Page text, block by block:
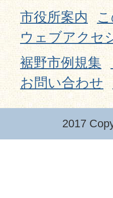
市役所案内
ウェブアクセ
裾野市例規集
お問い合わせ
2017